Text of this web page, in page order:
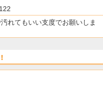
れてもいい支度でお願いしま